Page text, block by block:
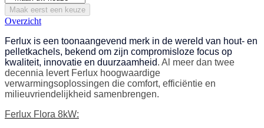
Maak eerst een keuze
Overzicht
Ferlux is een toonaangevend merk in de wereld van hout- en
pelletkachels, bekend om zijn compromisloze focus op
kwaliteit, innovatie en duurzaamheid. Al meer dan twee
decennia levert Ferlux hoogwaardige
verwarmingsoplossingen die comfort, efficiëntie en
milieuvriendelijkheid samenbrengen.
Ferlux Flora 8kW: